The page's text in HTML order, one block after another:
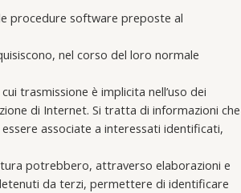
procedure software preposte al
nel corso del loro normale
trasmissione è implicita nell’uso dei
di Internet. Si tratta di informazioni che
associate a interessati identificati,
potrebbero, attraverso elaborazioni e
da terzi, permettere di identificare